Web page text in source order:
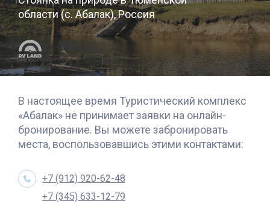
области (с. Абалак), Россия
В настоящее время Туристический комплекс
«Абалак» не принимает заявки на онлайн-
бронирование. Вы можете забронировать
места, воспользовавшись этими контактами:
+7 (912) 920-62-48
+7 (345) 633-12-79